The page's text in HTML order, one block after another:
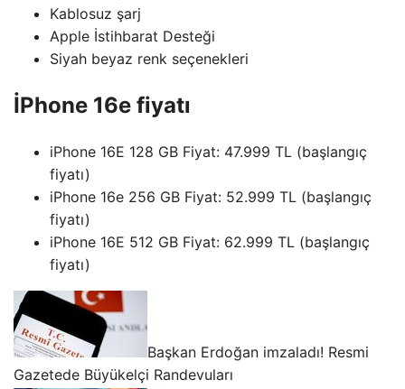
Kablosuz şarj
Apple İstihbarat Desteği
Siyah beyaz renk seçenekleri
İPhone 16e fiyatı
iPhone 16E 128 GB Fiyat: 47.999 TL (başlangıç ​​
fiyatı)
iPhone 16e 256 GB Fiyat: 52.999 TL (başlangıç ​​
fiyatı)
iPhone 16E 512 GB Fiyat: 62.999 TL (başlangıç ​​
fiyatı)
Başkan Erdoğan imzaladı! Resmi
Gazetede Büyükelçi Randevuları